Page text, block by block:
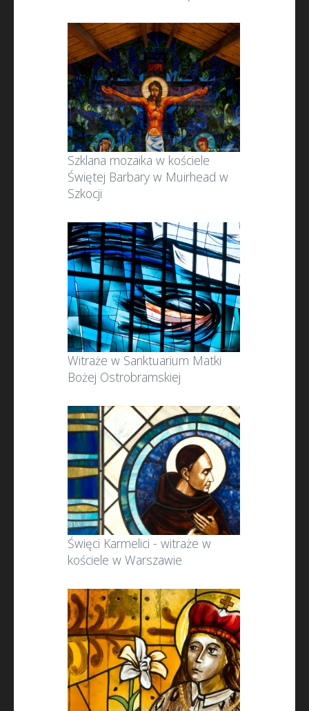
Szklana mozaika w kościele
Świętej Barbary w Muirhead w
Szkocji
Witraże w Sanktuarium Matki
Bożej Ostrobramskiej
Święci Karmelici - witraże w
kościele w Warszawie